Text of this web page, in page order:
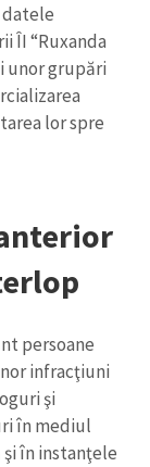
datele
ÎI “Ruxanda
unor grupări
lor spre
persoane
infracţiuni
şi
în mediul
în instanţele